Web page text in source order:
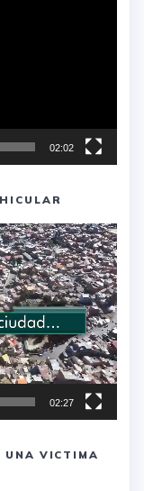
02:02
02:27
UNA VICTIMA